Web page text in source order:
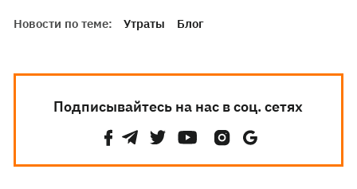
Новости по теме: Утраты Блог
Подписывайтесь на нас в соц. сетях